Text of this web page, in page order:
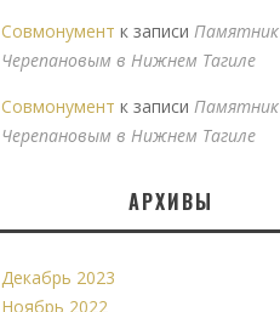
Совмонумент к записи Памятник
Черепановым в Нижнем Тагиле
Совмонумент к записи Памятник
Черепановым в Нижнем Тагиле
АРХИВЫ
Декабрь 2023
Ноябрь 2022